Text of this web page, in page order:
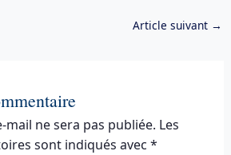
Article suivant →
mail ne sera pas publiée. Les
sont indiqués avec *